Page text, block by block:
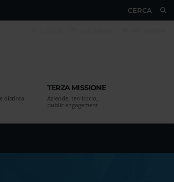
CERCA
distinta
TERZA MISSIONE
Aziende, territorio,
public engagement